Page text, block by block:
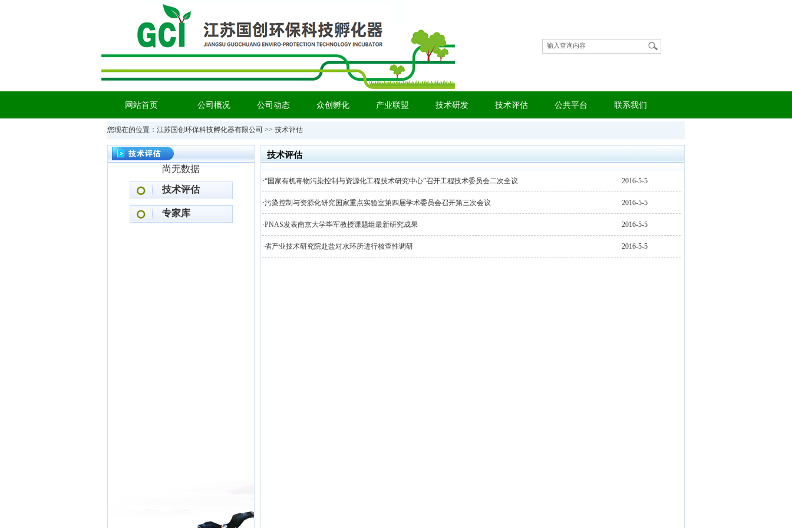
网站首页 公司概况 公司动态 众创孵化 产业联盟 技术研发 技术评估 公共平台 联系我们
您现在的位置： 江苏国创环保科技孵化器有限公司 >> 技术评估
尚无数据
技术评估
专家库
技术评估
·“国家有机毒物污染控制与资源化工程技术研究中心”召开工程技术委员会二次全议 2016-5-5
·污染控制与资源化研究国家重点实验室第四届学术委员会召开第三次会议 2016-5-5
·PNAS发表南京大学毕军教授课题组最新研究成果 2016-5-5
·省产业技术研究院赴盐对水环所进行核查性调研 2016-5-5